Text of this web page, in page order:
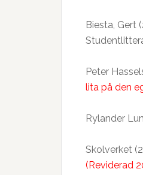
Biesta, Gert
Peter
lita på den
Rylander
Skolverket
(Reviderad